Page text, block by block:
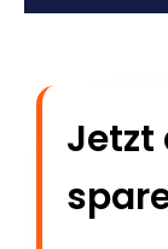
Jetzt